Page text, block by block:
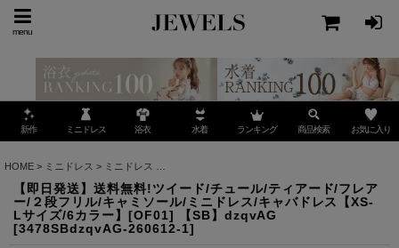
menu
新作 ミニドレス 浴衣 水着 ランキング 商品検索 お気に入り
HOME > ミニドレス > ミニドレス
【即日発送】送料無料!ツイード/チュール/ティアード/フレア
ー/２段フリル/キャミソール/ミニドレス/キャバドレス【XS-
Lサイズ/6カラー】[OF01] 【SB】dzqvAG
[3478SBdzqvAG-260612-1]